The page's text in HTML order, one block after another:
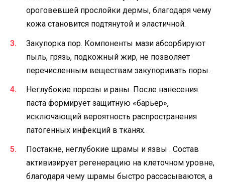
ороговевшей прослойки дермы, благодаря чему
кожа становится подтянутой и эластичной.
Закупорка пор. Компоненты мази абсорбируют
пыль, грязь, подкожный жир, не позволяет
перечисленным веществам закупоривать поры.
Неглубокие порезы и раны. После нанесения
паста формирует защитную «барьер»,
исключающий вероятность распространения
патогенных инфекций в тканях.
Постакне, неглубокие шрамы и язвы . Состав
активизирует регенерацию на клеточном уровне,
благодаря чему шрамы быстро рассасываются, а